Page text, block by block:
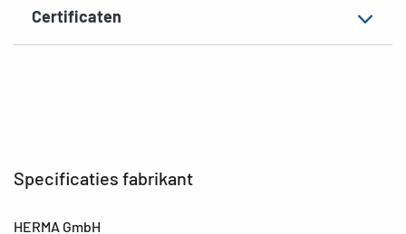
Certificaten
Specificaties fabrikant
HERMA GmbH